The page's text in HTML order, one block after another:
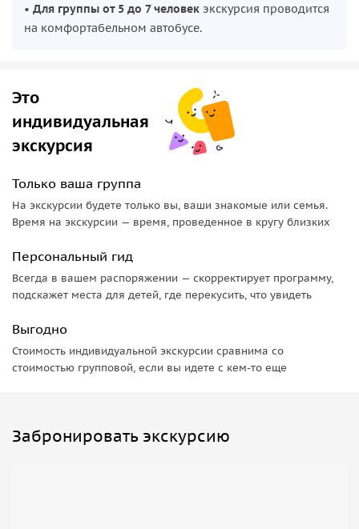
лестниц и переходов, на потолках превалируют
изображения лебедей — рисованных, каменных,
множество башен и башенок — объединены с
передовыми инженерными достижениями: подогревом
воздуха, водопроводом на всех этажах и туалетами с
автоматическим спуском воды.
Замок Линдерхоф— любимое детище короля Людвига и
единственный замок, который был завершен при его
жизни. Наподобие Версаля, он поражает изящными
водоемов. Интерьер в стиле рококо: позолота, фарфор,
шелковая драпировка стен, сразу же ощущается
избыточная роскошь, которую так любил король.
• Для группы от 5 до 7 человек экскурсия проводится
на комфортабельном автобусе.
Это
индивидуальная
экскурсия
Только ваша группа
На экскурсии будете только вы, ваши знакомые или семья.
Время на экскурсии — время, проведенное в кругу близких
Персональный гид
Всегда в вашем распоряжении — скорректирует программу,
подскажет места для детей, где перекусить, что увидеть
Выгодно
Стоимость индивидуальной экскурсии сравнима со
стоимостью групповой, если вы идете с кем-то еще
Забронировать экскурсию